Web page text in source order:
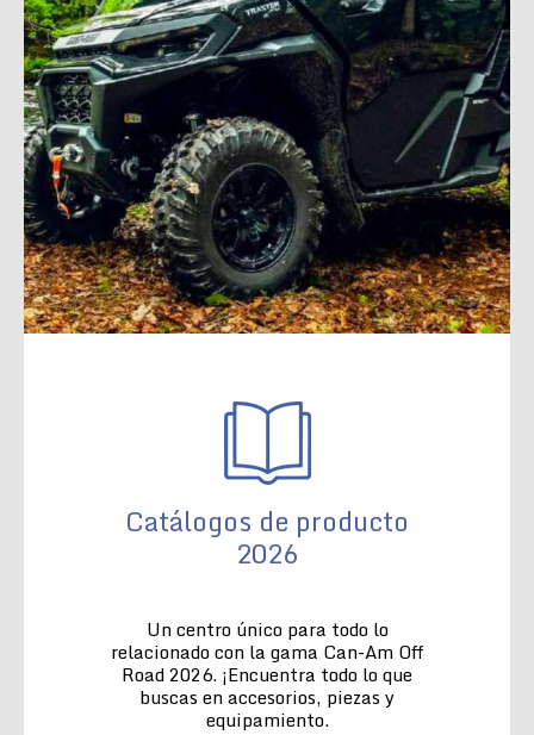
Catálogos de producto
2026
Un centro único para todo lo
relacionado con la gama Can-Am Off
Road 2026. ¡Encuentra todo lo que
buscas en accesorios, piezas y
equipamiento.